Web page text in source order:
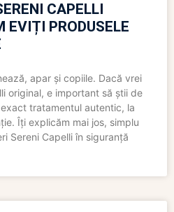
CAPELLI
EVIȚI PRODUSELE
apar și copiile. Dacă vrei
original, e important să știi de
tratamentul autentic, la
Îți explicăm mai jos, simplu
Sereni Capelli în siguranță